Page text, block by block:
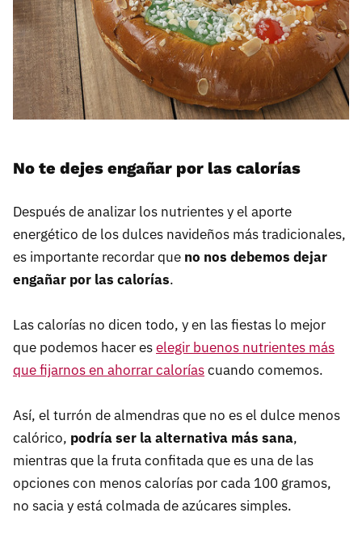
No te dejes engañar por las calorías
Después de analizar los nutrientes y el aporte
energético de los dulces navideños más tradicionales,
es importante recordar que no nos debemos dejar
engañar por las calorías.
Las calorías no dicen todo, y en las fiestas lo mejor
que podemos hacer eselegir buenos nutrientes más
que fijarnos en ahorrar caloríascuando comemos.
Así, el turrón de almendras que no es el dulce menos
calórico, podría ser la alternativa más sana,
mientras que la fruta confitada que es una de las
opciones con menos calorías por cada 100 gramos,
no sacia y está colmada de azúcares simples.